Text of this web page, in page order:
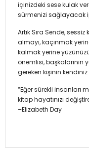
içinizdeki sese kulak
sürmenizi sağlayacak
Artık Sıra Sende,
almayı, kaçınmak
kalmak yerine
önemlisi, başkalarının
gereken kişinin
“Eğer sürekli insanları
kitap hayatınızı
–Elizabeth Day